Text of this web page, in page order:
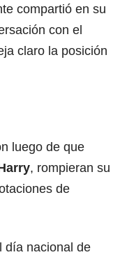
compartió en su
con el
claro la posición
luego de que
, rompieran su
de
día nacional de